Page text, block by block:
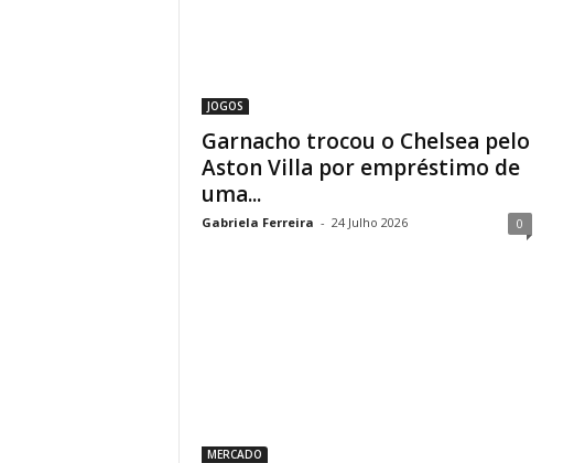
JOGOS
Garnacho trocou o Chelsea pelo
Aston Villa por empréstimo de
uma...
Gabriela Ferreira - 24 Julho 2026 0
MERCADO